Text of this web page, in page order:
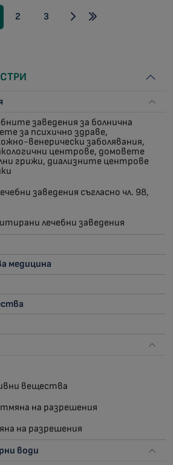
2 3
заведения за болнична
за психично здраве,
венерически заболявания,
центрове, домовете
грижи, диализните центрове
заведения съгласно чл. 98,
лечебни заведения
медицина
вещества
на разрешения
на разрешения
води